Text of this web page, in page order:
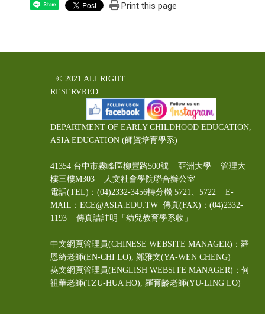
Share Print this page
© 2021 ALLRIGHT
RESERVRED
DEPARTMENT OF EARLY CHILDHOOD EDUCATION,
ASIA EDUCATION (師資培育學系)
41354 台中市霧峰區柳豐路500號 亞洲大學 管理大
樓三樓M303 人文社會學院聯合辦公室
電話(TEL)：(04)2332-3456轉分機 5721、5722 E-
MAIL：ECE@ASIA.EDU.TW 傳真(FAX)：(04)2332-
1193 傳真請註明「幼兒教育學系收」
中文網頁管理員(CHINESE WEBSITE MANAGER)：羅
恩綺老師(EN-CHI LO) , 鄭雅文(YA-WEN CHENG)
英文網頁管理員(ENGLISH WEBSITE MANAGER)：何
祖華老師(TZU-HUA HO), 羅育齡老師(YU-LING LO)